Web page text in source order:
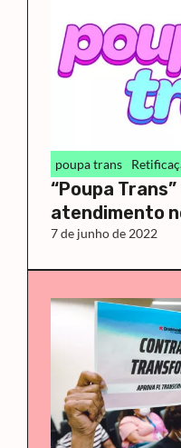
poupa trans
“Poupa
atendimento
7 de junho de 2022